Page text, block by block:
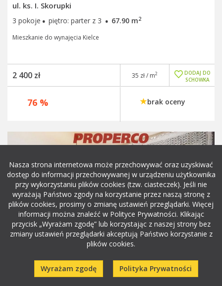
ul. ks. I. Skorupki
3 pokoje · piętro: parter z 3 · 67.90 m2
Mieszkanie do wynajęcia Kielce
2 400 zł
DODAJ DO
SCHOWKA
35 zł / m2
76 % brak oceny
Nasza strona internetowa może przechowywać oraz uzyskiwać
dostęp do informacji przechowywanej w urządzeniu użytkownika
przy wykorzystaniu plików cookies (tzw. ciasteczek). Jeśli nie
wyrażają Państwo zgody na korzystanie przez naszą stronę z
plików cookies, prosimy o zmianę ustawień przeglądarki. Więcej
informacji można znaleźć w Polityce Prywatności. Klikając
przycisk „Wyrażam zgodę” lub korzystając z naszej strony bez
zmiany ustawień przeglądarki akceptują Państwo korzystanie z
plików cookies.
Wyrażam zgodę Polityka Prywatności